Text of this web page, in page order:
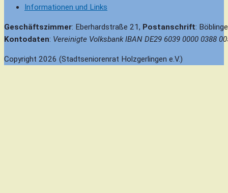
Informationen und Links
Geschäftszimmer: Eberhardstraße 21, Postanschrift:
Kontodaten: Vereinigte Volksbank IBAN DE29 6039 0000 0388
Copyright 2026 (Stadtseniorenrat Holzgerlingen e.V.)